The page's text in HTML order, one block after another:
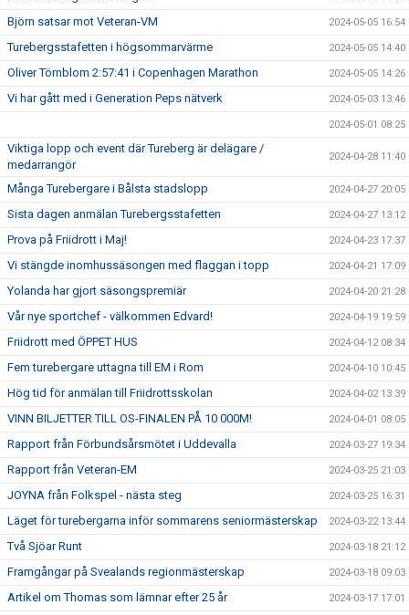
Björn satsar mot Veteran-VM 2024-05-05 16:54
Turebergsstafetten i högsommarvärme 2024-05-05 14:40
Oliver Törnblom 2:57:41 i Copenhagen Marathon 2024-05-05 14:26
Vi har gått med i Generation Peps nätverk 2024-05-03 13:46
2024-05-01 08:25
Viktiga lopp och event där Tureberg är delägare /
medarrangör
2024-04-28 11:40
Många Turebergare i Bålsta stadslopp 2024-04-27 20:05
Sista dagen anmälan Turebergsstafetten 2024-04-27 13:12
Prova på Friidrott i Maj! 2024-04-23 17:37
Vi stängde inomhussäsongen med flaggan i topp 2024-04-21 17:09
Yolanda har gjort säsongspremiär 2024-04-20 21:28
Vår nye sportchef - välkommen Edvard! 2024-04-19 19:59
Friidrott med ÖPPET HUS 2024-04-12 08:34
Fem turebergare uttagna till EM i Rom 2024-04-10 10:45
Hög tid för anmälan till Friidrottsskolan 2024-04-02 13:39
VINN BILJETTER TILL OS-FINALEN PÅ 10 000M! 2024-04-01 08:05
Rapport från Förbundsårsmötet i Uddevalla 2024-03-27 19:34
Rapport från Veteran-EM 2024-03-25 21:03
JOYNA från Folkspel - nästa steg 2024-03-25 16:31
Läget för turebergarna inför sommarens seniormästerskap 2024-03-22 13:44
Två Sjöar Runt 2024-03-18 21:12
Framgångar på Svealands regionmästerskap 2024-03-18 09:03
Artikel om Thomas som lämnar efter 25 år 2024-03-17 17:01